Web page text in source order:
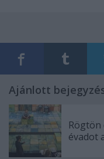
Ajánlott
évadot